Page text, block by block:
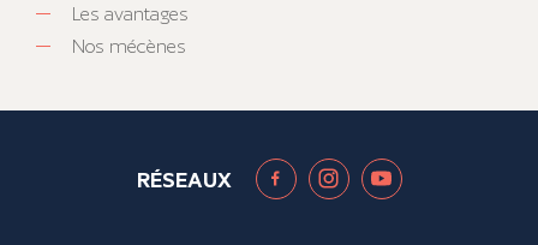
Les avantages
Nos mécènes
RÉSEAUX